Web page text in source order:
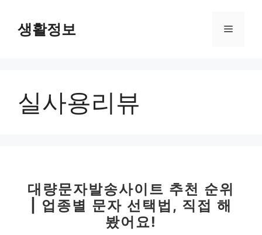
생활정보 메
실사용리뷰
대량문자발송사이트 추천 순위
| 업종별 문자 선택법, 직접 해
봤어요!